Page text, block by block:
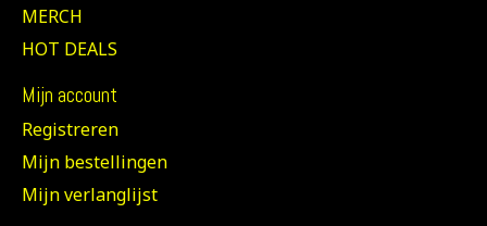
MERCH
HOT DEALS
Mijn account
Registreren
Mijn bestellingen
Mijn verlanglijst